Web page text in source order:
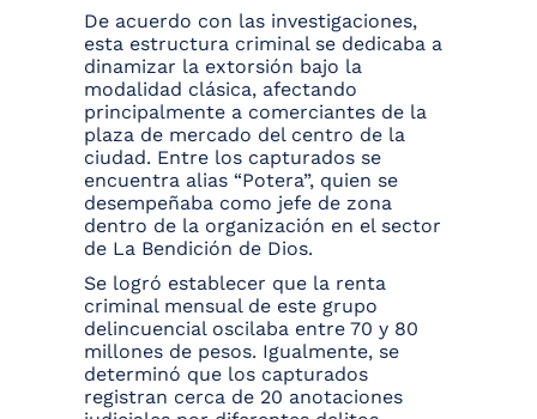
De acuerdo con las investigaciones,
esta estructura criminal se dedicaba a
dinamizar la extorsión bajo la
modalidad clásica, afectando
principalmente a comerciantes de la
plaza de mercado del centro de la
ciudad. Entre los capturados se
encuentra alias “Potera”, quien se
desempeñaba como jefe de zona
dentro de la organización en el sector
de La Bendición de Dios.
Se logró establecer que la renta
criminal mensual de este grupo
delincuencial oscilaba entre 70 y 80
millones de pesos. Igualmente, se
determinó que los capturados
registran cerca de 20 anotaciones